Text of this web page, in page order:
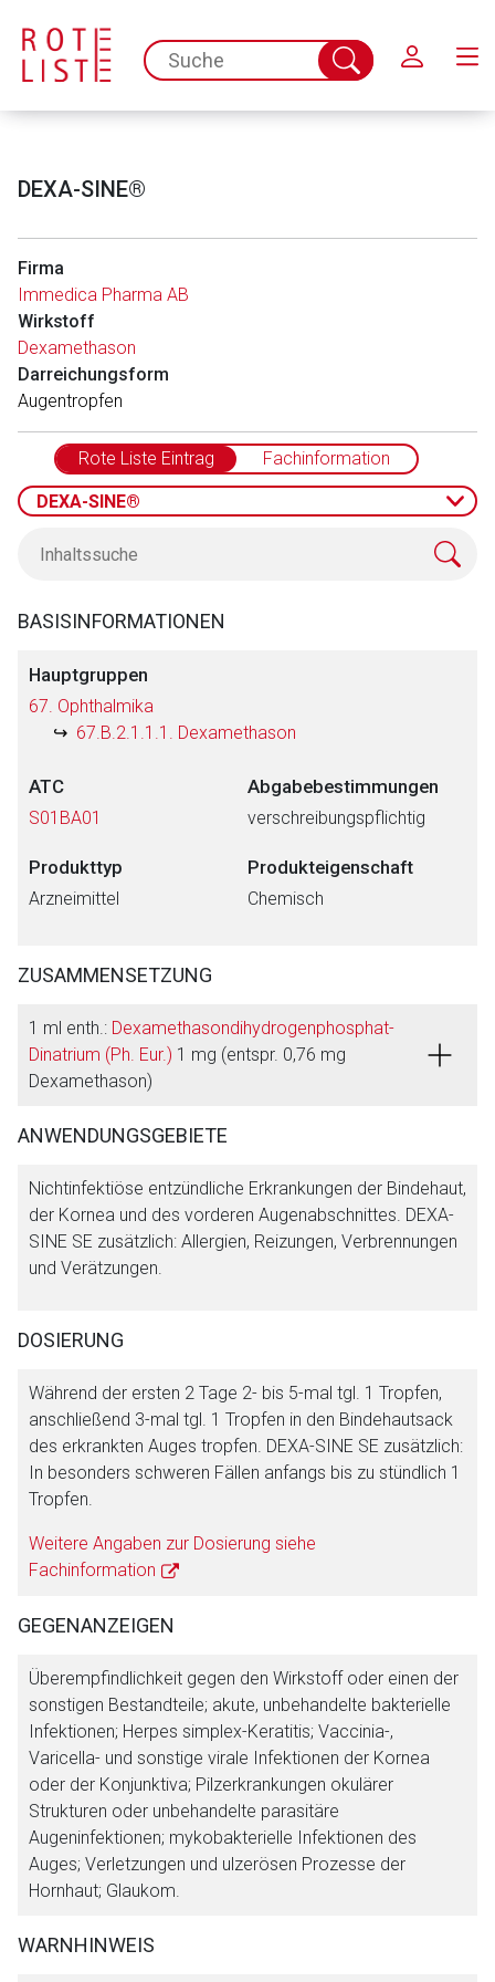
spc.search.input.placeholder
Suche
abschicken
DEXA-SINE®
Firma
Immedica Pharma AB
Wirkstoff
Dexamethason
Darreichungsform
Augentropfen
Rote Liste Eintrag Fachinformation
DEXA-SINE®
BASISINFORMATIONEN
Hauptgruppen
67. Ophthalmika
67.B.2.1.1.1. Dexamethason
ATC
S01BA01
Abgabebestimmungen
verschreibungspflichtig
Produkttyp
Arzneimittel
Produkteigenschaft
Chemisch
ZUSAMMENSETZUNG
1 ml enth.: Dexamethasondihydrogenphosphat-
Dinatrium (Ph. Eur.) 1 mg (entspr. 0,76 mg
Dexamethason)
ANWENDUNGSGEBIETE
Nichtinfektiöse entzündliche Erkrankungen der Bindehaut,
der Kornea und des vorderen Augenabschnittes. DEXA-
SINE SE zusätzlich: Allergien, Reizungen, Verbrennungen
und Verätzungen.
DOSIERUNG
Während der ersten 2 Tage 2- bis 5-mal tgl. 1 Tropfen,
anschließend 3-mal tgl. 1 Tropfen in den Bindehautsack
des erkrankten Auges tropfen. DEXA-SINE SE zusätzlich:
In besonders schweren Fällen anfangs bis zu stündlich 1
Tropfen.
Weitere Angaben zur Dosierung siehe
Fachinformation
GEGENANZEIGEN
Überempfindlichkeit gegen den Wirkstoff oder einen der
sonstigen Bestandteile; akute, unbehandelte bakterielle
Infektionen; Herpes simplex-Keratitis; Vaccinia-,
Varicella- und sonstige virale Infektionen der Kornea
oder der Konjunktiva; Pilzerkrankungen okulärer
Strukturen oder unbehandelte parasitäre
Augeninfektionen; mykobakterielle Infektionen des
Auges; Verletzungen und ulzerösen Prozesse der
Hornhaut; Glaukom.
WARNHINWEIS